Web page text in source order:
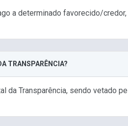
a determinado favorecido/
TRANSPARÊNCIA?
Transparência, sendo vetado